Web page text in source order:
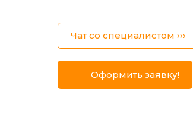
Чат со специалистом ›››
Оформить заявку!